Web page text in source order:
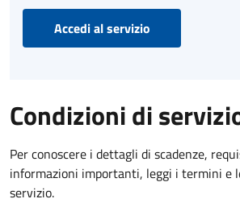
Accedi al servizio
Condizioni di
Per conoscere i dettagli di scadenze,
informazioni importanti, leggi i termini e
servizio.